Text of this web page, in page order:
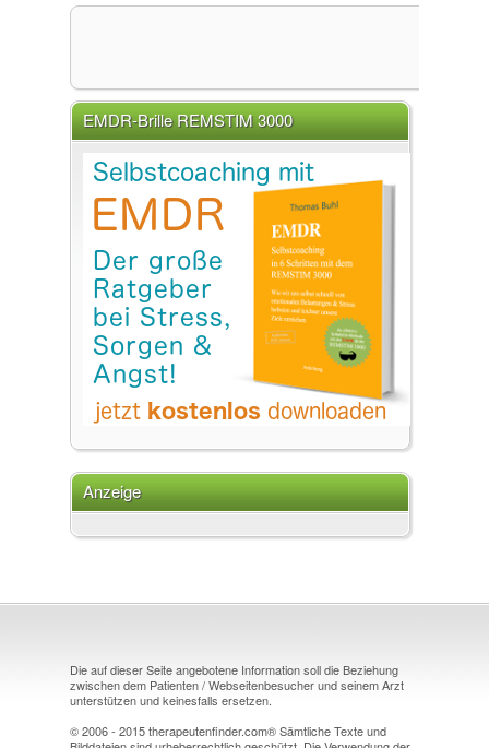
EMDR-Brille REMSTIM 3000
Anzeige
Die auf dieser Seite angebotene Information soll die Beziehung
zwischen dem Patienten / Webseitenbesucher und seinem Arzt
unterstützen und keinesfalls ersetzen.
© 2006 - 2015 therapeutenfinder.com® Sämtliche Texte und